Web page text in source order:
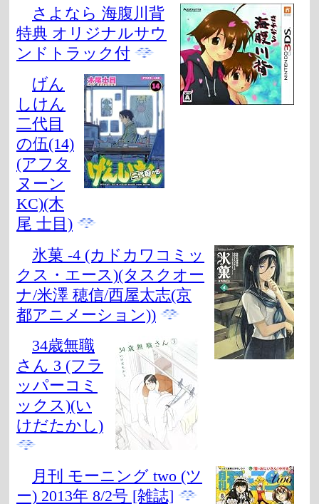
さよなら 海腹川背
特典 オリジナルサウ
ンドトラック付
げん
しけん
二代目
の伍(14)
(アフタ
ヌーン
KC)(木
尾 士目)
氷菓 -4 (カドカワコミッ
クス・エース)(タスクオー
ナ/米澤 穂信/西屋太志(京
都アニメーション))
34歳無職
さん 3 (フラ
ッパーコミ
ックス)(い
けだたかし)
月刊 モーニング two (ツ
ー) 2013年 8/2号 [雑誌]